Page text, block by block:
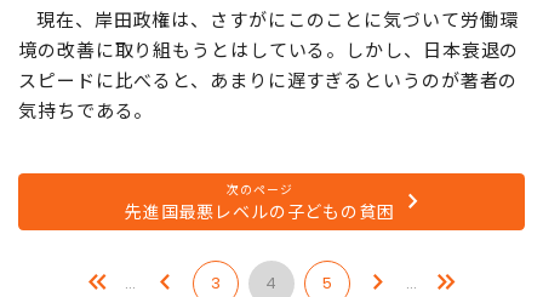
現在、岸田政権は、さすがにこのことに気づいて労働環
境の改善に取り組もうとはしている。しかし、日本衰退の
スピードに比べると、あまりに遅すぎるというのが著者の
気持ちである。
次のページ
先進国最悪レベルの子どもの貧困
… 3 4 5 …